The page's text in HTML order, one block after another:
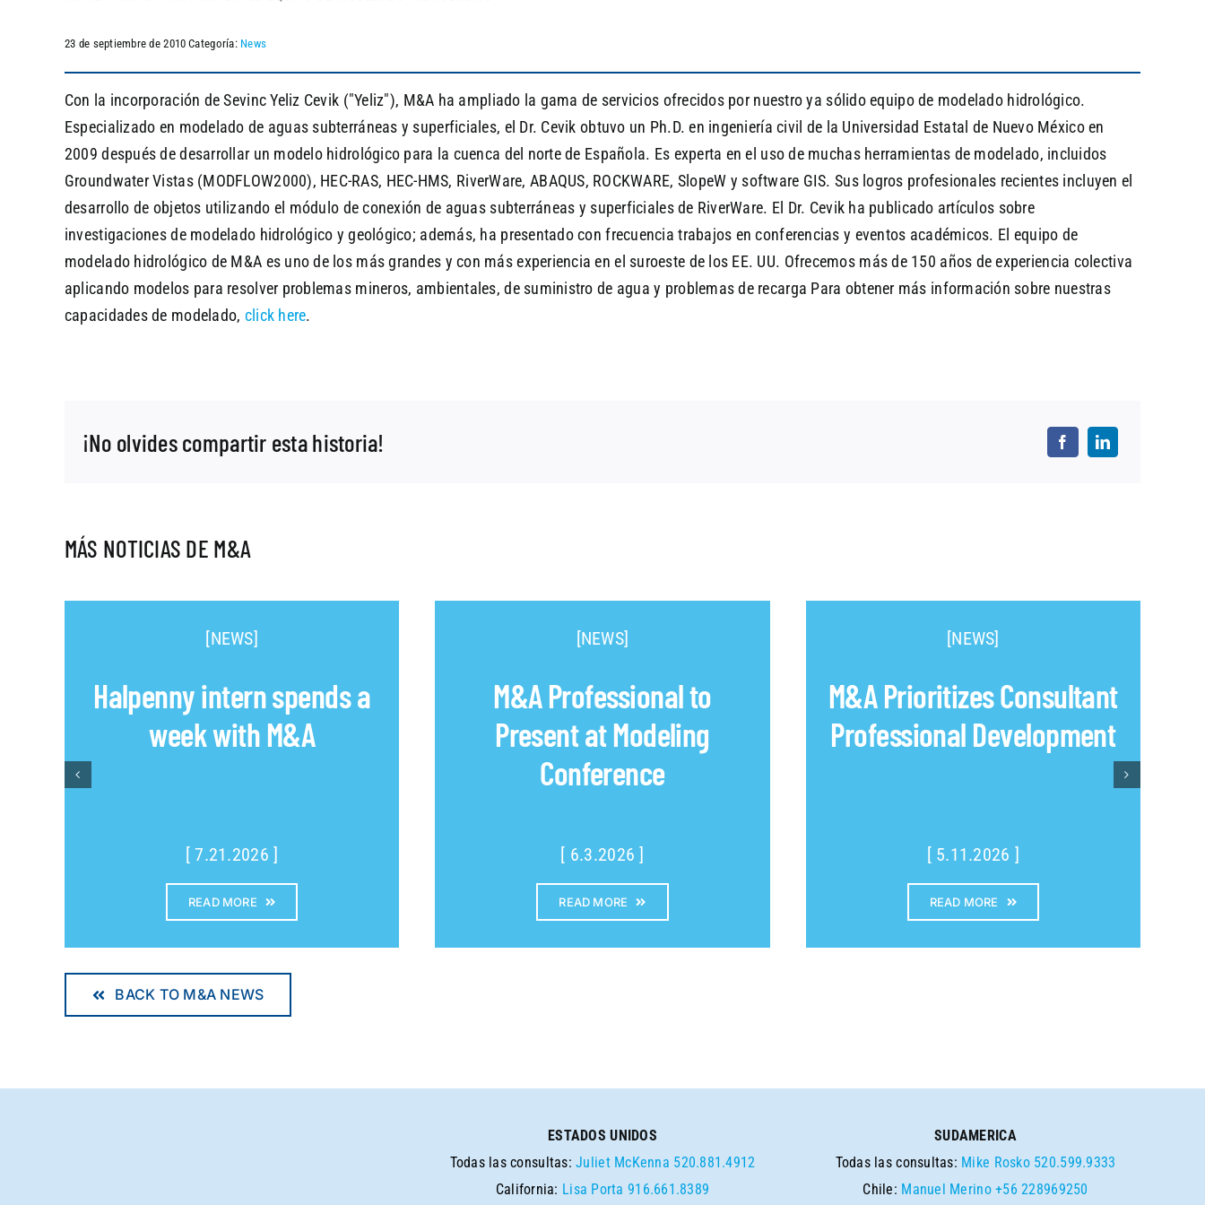
23 de septiembre de 2010 Categoría: News
Con la incorporación de Sevinc Yeliz Cevik ("Yeliz"), M&A ha ampliado la gama de servicios ofrecidos por nuestro ya sólido equipo de modelado hidrológico.
Especializado en modelado de aguas subterráneas y superficiales, el Dr. Cevik obtuvo un Ph.D. en ingeniería civil de la Universidad Estatal de Nuevo México en
2009 después de desarrollar un modelo hidrológico para la cuenca del norte de Española. Es experta en el uso de muchas herramientas de modelado, incluidos
Groundwater Vistas (MODFLOW2000), HEC-RAS, HEC-HMS, RiverWare, ABAQUS, ROCKWARE, SlopeW y software GIS. Sus logros profesionales recientes incluyen el
desarrollo de objetos utilizando el módulo de conexión de aguas subterráneas y superficiales de RiverWare. El Dr. Cevik ha publicado artículos sobre
investigaciones de modelado hidrológico y geológico; además, ha presentado con frecuencia trabajos en conferencias y eventos académicos. El equipo de
modelado hidrológico de M&A es uno de los más grandes y con más experiencia en el suroeste de los EE. UU. Ofrecemos más de 150 años de experiencia colectiva
aplicando modelos para resolver problemas mineros, ambientales, de suministro de agua y problemas de recarga Para obtener más información sobre nuestras
capacidades de modelado, click here.
¡No olvides compartir esta historia!
MÁS NOTICIAS DE M&A
[NEWS]
Halpenny intern spends a
week with M&A
[ 7.21.2026 ]
READ MORE
[NEWS]
M&A Professional to
Present at Modeling
Conference
[ 6.3.2026 ]
READ MORE
[NEWS]
M&A Prioritizes Consultant
Professional Development
[ 5.11.2026 ]
READ MORE
BACK TO M&A NEWS
ESTADOS UNIDOS
Todas las consultas:Juliet McKenna 520.881.4912
California: Lisa Porta 916.661.8389
SUDAMERICA
Todas las consultas: Mike Rosko 520.599.9333
Chile: Manuel Merino +56 228969250